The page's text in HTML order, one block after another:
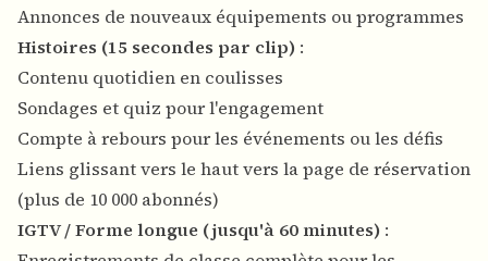
Annonces de nouveaux équipements ou programmes
Histoires (15 secondes par clip) :
Contenu quotidien en coulisses
Sondages et quiz pour l'engagement
Compte à rebours pour les événements ou les défis
Liens glissant vers le haut vers la page de réservation
(plus de 10 000 abonnés)
IGTV / Forme longue (jusqu'à 60 minutes) :